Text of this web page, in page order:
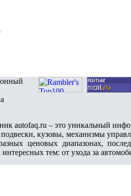
autofaq.ru – это уникальный
подвески, кузовы, механизмы
ценовых диапазонах,
тем: от ухода за